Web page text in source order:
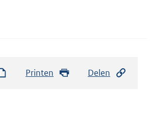
Printen Delen